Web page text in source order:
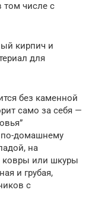
том числе с
кирпич и
для
без каменной
само за себя —
домашнему
на
ковры или шкуры
и грубая,
с